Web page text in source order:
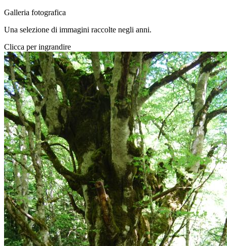
Galleria fotografica
Una selezione di immagini raccolte negli anni.
Clicca per ingrandire